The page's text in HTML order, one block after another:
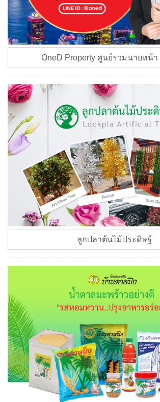
OneD Property ศูนย์รวมนายหน้
ลูกปลาต้นไม้ประดิษฐ์